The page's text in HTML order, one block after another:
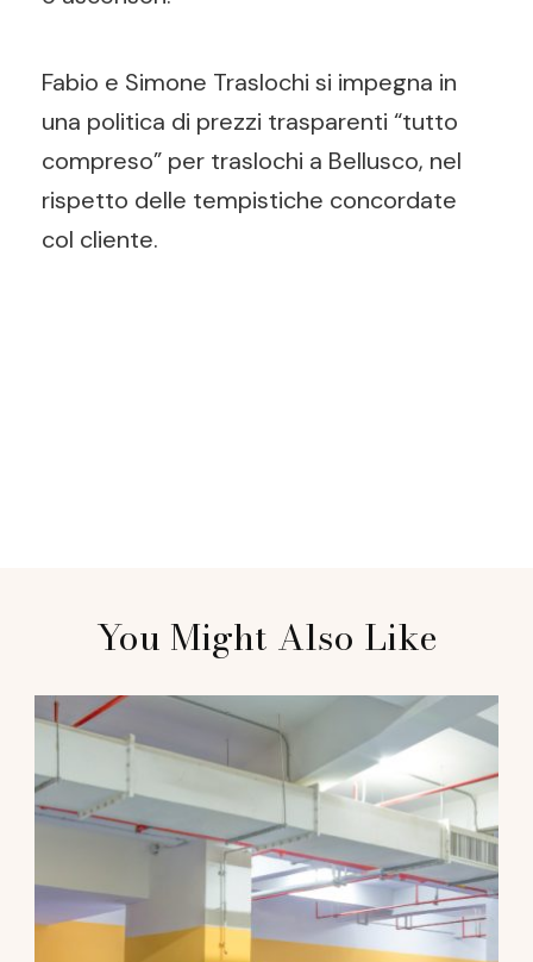
Fabio e Simone Traslochi si impegna in
una politica di prezzi trasparenti “tutto
compreso” per traslochi a Bellusco, nel
rispetto delle tempistiche concordate
col cliente.
Navigation
You Might Also Like